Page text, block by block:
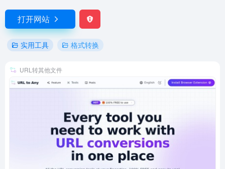
打开网站
实用工具 格式转换
URL转其他文件